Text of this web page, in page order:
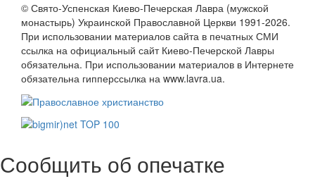
© Свято-Успенская Киево-Печерская Лавра (мужской
монастырь) Украинской Православной Церкви 1991-2026.
При использовании материалов сайта в печатных СМИ
ссылка на официальный сайт Киево-Печерской Лавры
обязательна. При использовании материалов в Интернете
обязательна гипперссылка на www.lavra.ua.
Сообщить об опечатке